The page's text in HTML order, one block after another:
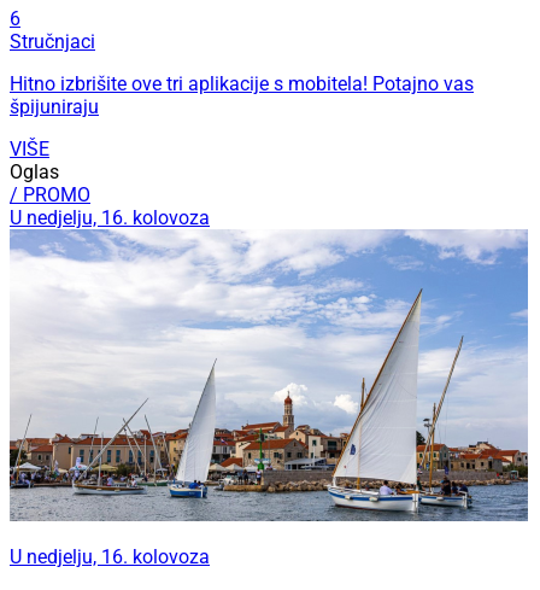
6
Stručnjaci
Hitno izbrišite ove tri aplikacije s mobitela! Potajno vas
špijuniraju
VIŠE
Oglas
/ PROMO
U nedjelju, 16. kolovoza
U nedjelju, 16. kolovoza